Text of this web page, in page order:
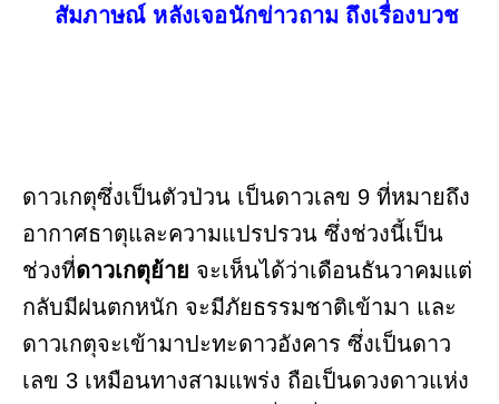
สัมภาษณ์ หลังเจอนักข่าวถาม ถึงเรื่องบวช
ดาวเกตุซึ่งเป็นตัวป่วน เป็นดาวเลข 9 ที่หมายถึง
อากาศธาตุและความแปรปรวน ซึ่งช่วงนี้เป็น
ช่วงที่ดาวเกตุย้าย จะเห็นได้ว่าเดือนธันวาคมแต่
กลับมีฝนตกหนัก จะมีภัยธรรมชาติเข้ามา และ
ดาวเกตุจะเข้ามาปะทะดาวอังคาร ซึ่งเป็นดาว
เลข 3 เหมือนทางสามแพร่ง ถือเป็นดวงดาวแห่ง